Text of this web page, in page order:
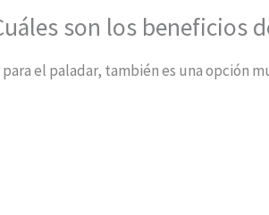
son los beneficios
el paladar, también es una opción